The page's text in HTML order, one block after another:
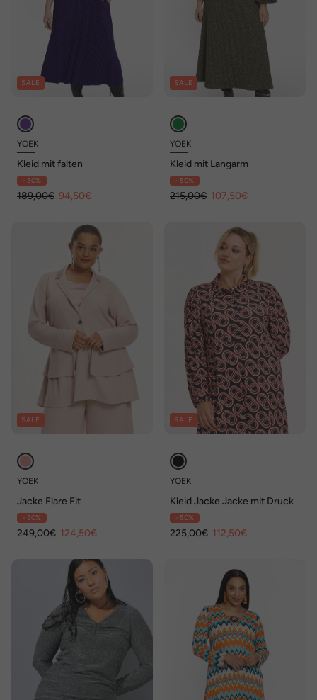
SALE
YOEK
Kleid mit falten
- 50%
189,00€ 94,50€
SALE
YOEK
Kleid mit Langarm
- 50%
215,00€ 107,50€
SALE
YOEK
Jacke Flare Fit
- 50%
249,00€ 124,50€
SALE
YOEK
Kleid Jacke Jacke mit Druck
- 50%
225,00€ 112,50€